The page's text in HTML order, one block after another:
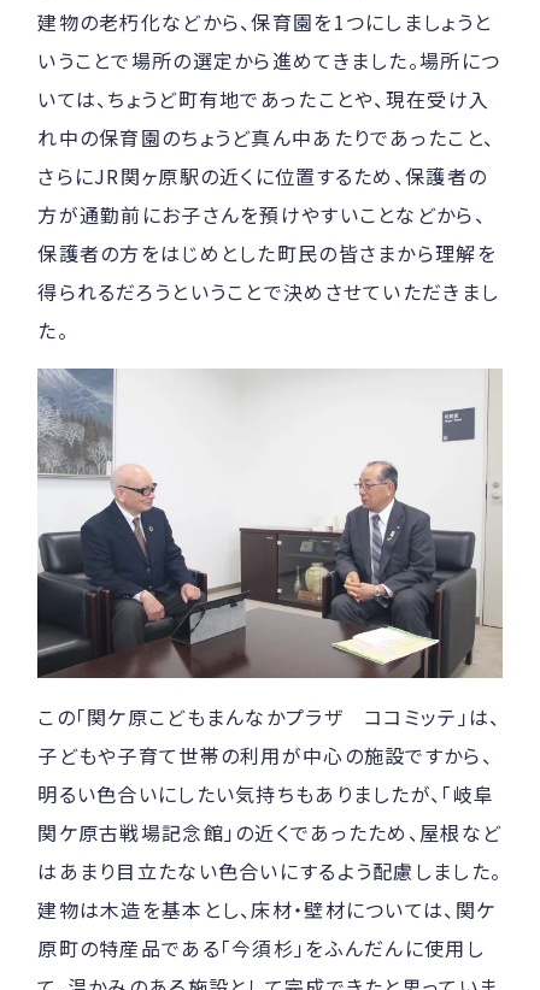
建物の老朽化などから、保育園を1つにしましょうと
いうことで場所の選定から進めてきました。場所につ
いては、ちょうど町有地であったことや、現在受け入
れ中の保育園のちょうど真ん中あたりであったこと、
さらにJR関ヶ原駅の近くに位置するため、保護者の
方が通勤前にお子さんを預けやすいことなどから、
保護者の方をはじめとした町民の皆さまから理解を
得られるだろうということで決めさせていただきまし
た。
この「関ケ原こどもまんなかプラザ ココミッテ」は、
子どもや子育て世帯の利用が中心の施設ですから、
明るい色合いにしたい気持ちもありましたが、「岐阜
関ケ原古戦場記念館」の近くであったため、屋根など
はあまり目立たない色合いにするよう配慮しました。
建物は木造を基本とし、床材・壁材については、関ケ
原町の特産品である「今須杉」をふんだんに使用し